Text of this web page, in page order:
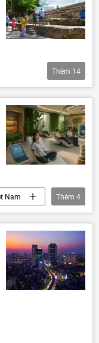
Thêm 14
Nam
Thêm 4